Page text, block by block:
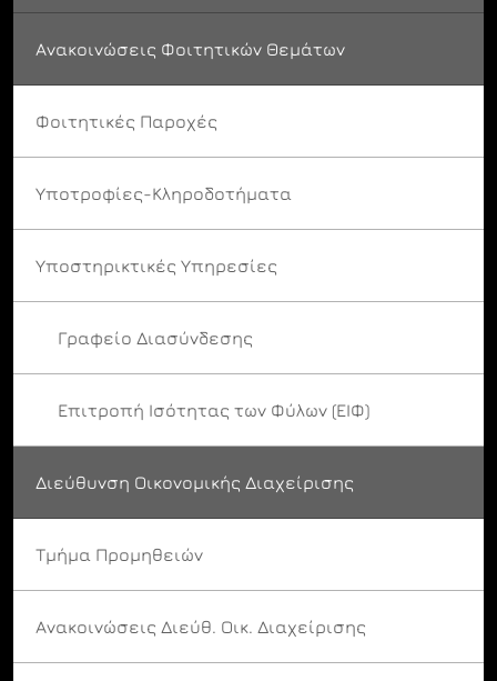
Ανακοινώσεις Φοιτητικών Θεμάτων
Φοιτητικές Παροχές
Υποτροφίες-Κληροδοτήματα
Υποστηρικτικές Υπηρεσίες
Γραφείο Διασύνδεσης
Επιτροπή Ισότητας των Φύλων (ΕΙΦ)
Διεύθυνση Οικονομικής Διαχείρισης
Τμήμα Προμηθειών
Ανακοινώσεις Διεύθ. Οικ. Διαχείρισης